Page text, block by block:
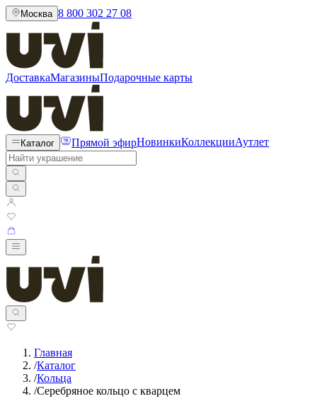
Москва 8 800 302 27 08
ДоставкаМагазиныПодарочные карты
Каталог Прямой эфирНовинкиКоллекцииАутлет
Главная
/Каталог
/Кольца
/Серебряное кольцо с кварцем